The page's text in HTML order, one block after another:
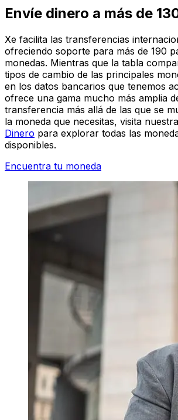
Envíe dinero a más de
Xe facilita las transferencias
ofreciendo soporte para más de 190
monedas. Mientras que la tabla
tipos de cambio de las principales
en los datos bancarios que tenemos
ofrece una gama mucho más amplia
transferencia más allá de las que se
la moneda que necesitas, visita nuestra
Dinero para explorar todas las
disponibles.
Encuentra tu moneda